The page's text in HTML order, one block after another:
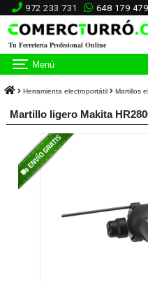
972 233 731 648 179 479
Tu Ferretería Profesional Online
Menú
Herramienta electroportátil Martillos
Martillo ligero Makita